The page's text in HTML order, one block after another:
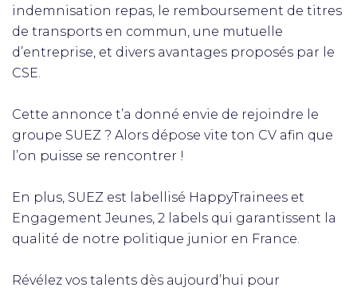
indemnisation repas, le remboursement de titres
de transports en commun, une mutuelle
d’entreprise, et divers avantages proposés par le
CSE.
Cette annonce t’a donné envie de rejoindre le
groupe SUEZ ? Alors dépose vite ton CV afin que
l’on puisse se rencontrer !
En plus, SUEZ est labellisé HappyTrainees et
Engagement Jeunes, 2 labels qui garantissent la
qualité de notre politique junior en France.
Révélez vos talents dès aujourd’hui pour